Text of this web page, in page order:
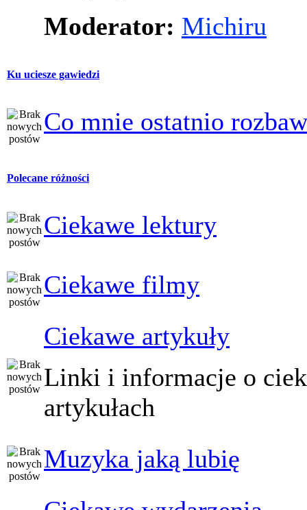
Moderator: Michiru
Ku uciesze gawiedzi
Co mnie ostatnio
Polecane różności
Ciekawe lektury
Ciekawe filmy
Ciekawe artykuły
Linki i informacje o
artykułach
Muzyka jaką lubię